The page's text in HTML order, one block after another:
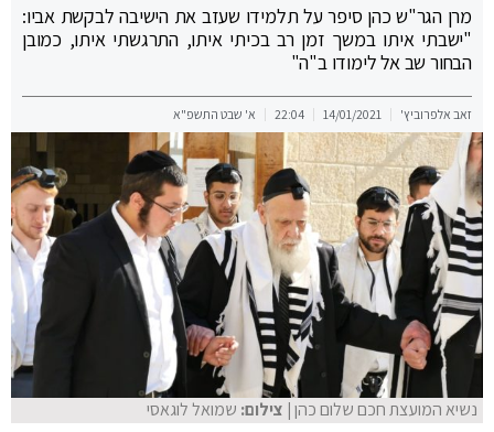
מרן הגר"ש כהן סיפר על תלמידו שעזב את הישיבה לבקשת אביו:
"ישבתי איתו במשך זמן רב בכיתי איתו, התרגשתי איתו, כמובן
הבחור שב אל לימודו ב"ה"
זאב אלפרוביץ' 14/01/2021
22:04 א' שבט התשפ"א
נשיא המועצת חכם שלום כהן| צילום: שמואל לוגאסי